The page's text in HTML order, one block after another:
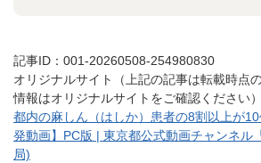
記事ID：001-20260508-254980830
オリジナルサイト（上記の記事は転載時点
情報はオリジナルサイトをご確認ください）
都内の麻しん（はしか）患者の8割以上が
発動画】PC版 | 東京都公式動画チャンネル
局)